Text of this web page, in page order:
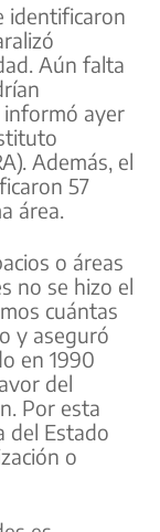
identificaron
Aún falta
informó ayer
Además, el
57
área.
o áreas
no se hizo el
cuántas
y aseguró
en 1990
del
Por esta
del Estado
o